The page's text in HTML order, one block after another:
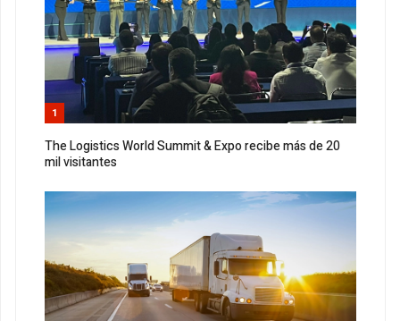
1
The Logistics World Summit & Expo recibe más de 20
mil visitantes